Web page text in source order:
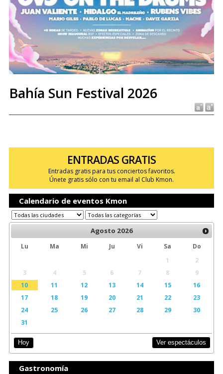
Bahía Sun Festival 2026
ENTRADAS GRATIS
Entradas gratis para tus conciertos favoritos.
Únete gratis sólo con tu email al Club Kmon.
Calendario de eventos Kmon
Agosto 2026
Lu Ma Mi Ju Vi Sa
Do
1
2
3
4 5 6 7 8
9
10
11 12 13 14 15
16
17
18 19 20 21 22
23
24
25 26 27 28 29
30
31
Hoy Ver espectáculos
Gastronomía